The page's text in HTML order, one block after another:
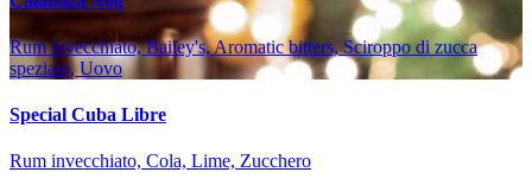
Rum invecchiato, Bailey's, Aromatic bitters, Sciroppo di zucca
speziato, Uovo
Special Cuba Libre
Rum invecchiato, Cola, Lime, Zucchero